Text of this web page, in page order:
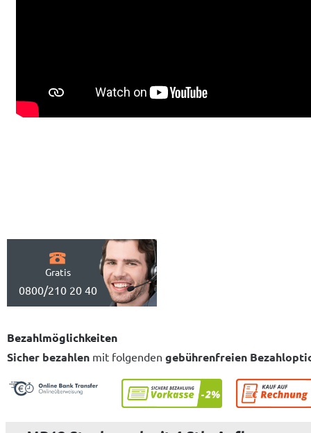
Gratis
0800/210 20 40
Bezahlmöglichkeiten
Sicher bezahlen mit folgenden gebührenfreien